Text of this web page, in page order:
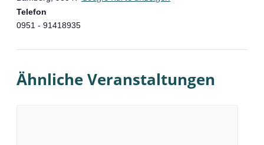
Telefon
0951 - 91418935
Ähnliche Veranstaltungen